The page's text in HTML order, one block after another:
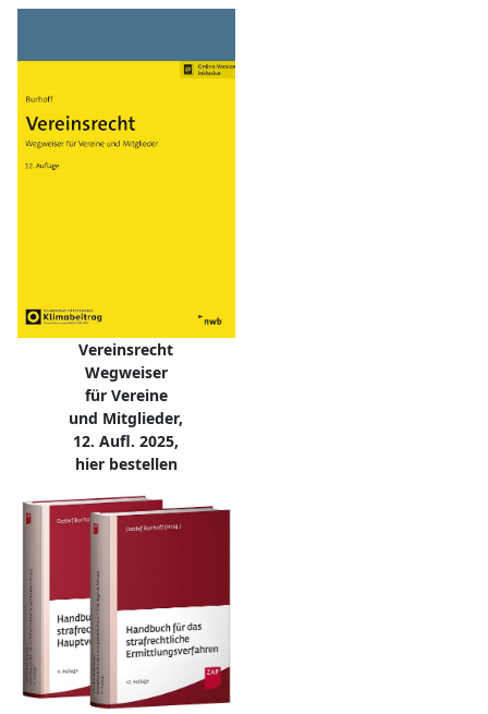
Vereinsrecht
Wegweiser
für Vereine
und Mitglieder,
12. Aufl. 2025,
hier bestellen